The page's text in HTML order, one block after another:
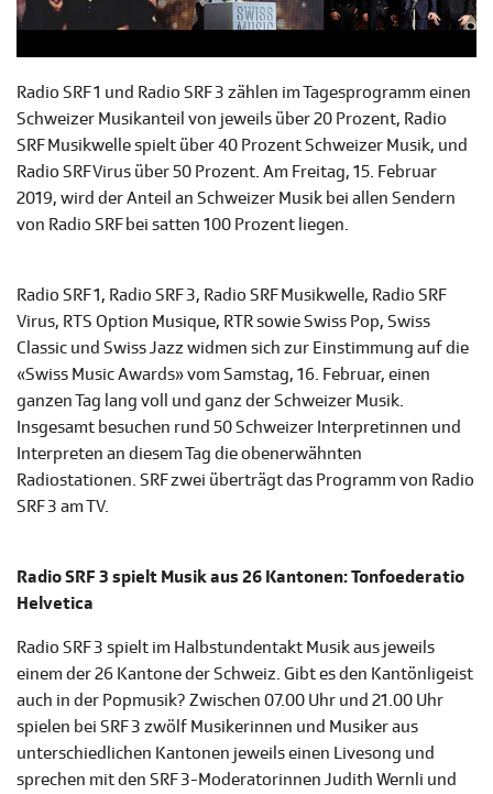
Radio SRF 1 und Radio SRF 3 zählen im Tagesprogramm einen
Schweizer Musikanteil von jeweils über 20 Prozent, Radio
SRF Musikwelle spielt über 40 Prozent Schweizer Musik, und
Radio SRF Virus über 50 Prozent. Am Freitag, 15. Februar
2019, wird der Anteil an Schweizer Musik bei allen Sendern
von Radio SRF bei satten 100 Prozent liegen.
Radio SRF 1, Radio SRF 3, Radio SRF Musikwelle, Radio SRF
Virus, RTS Option Musique, RTR sowie Swiss Pop, Swiss
Classic und Swiss Jazz widmen sich zur Einstimmung auf die
«Swiss Music Awards» vom Samstag, 16. Februar, einen
ganzen Tag lang voll und ganz der Schweizer Musik.
Insgesamt besuchen rund 50 Schweizer Interpretinnen und
Interpreten an diesem Tag die obenerwähnten
Radiostationen. SRF zwei überträgt das Programm von Radio
SRF 3 am TV.
Radio SRF 3 spielt Musik aus 26 Kantonen: Tonfoederatio
Helvetica
Radio SRF 3 spielt im Halbstundentakt Musik aus jeweils
einem der 26 Kantone der Schweiz. Gibt es den Kantönligeist
auch in der Popmusik? Zwischen 07.00 Uhr und 21.00 Uhr
spielen bei SRF 3 zwölf Musikerinnen und Musiker aus
unterschiedlichen Kantonen jeweils einen Livesong und
sprechen mit den SRF 3-Moderatorinnen Judith Wernli und